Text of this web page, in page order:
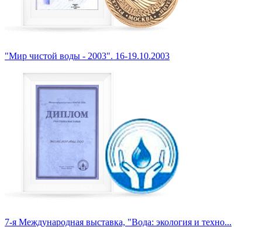
"Мир чистой воды - 2003". 16-19.10.2003
7-я Международная выставка, "Вода: экология и техно...